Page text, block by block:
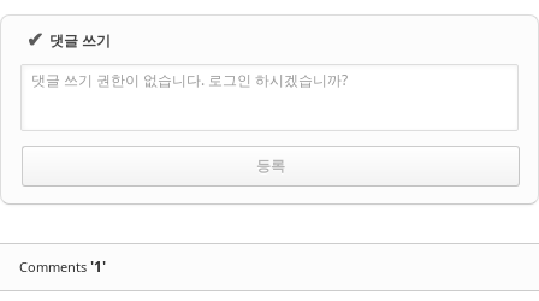
✔ 댓글 쓰기
댓글 쓰기 권한이 없습니다. 로그인 하시겠습니까?
Comments '1'